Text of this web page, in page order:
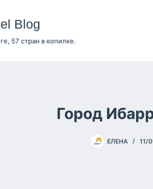
Blog
57 стран в копилке.
Город
ЕЛЕНА 11/